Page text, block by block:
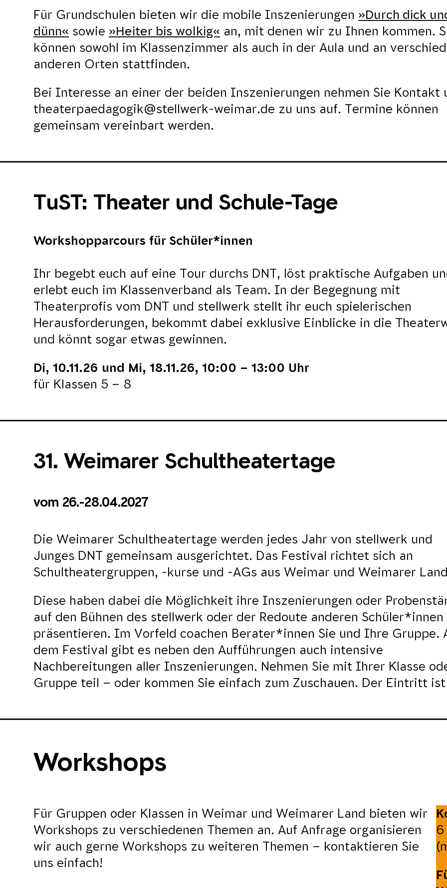
Für Grundschulen bieten wir die mobile Inszenierungen »Durch dick
dünn« sowie »Heiter bis wolkig« an, mit denen wir zu Ihnen kommen.
können sowohl im Klassenzimmer als auch in der Aula und an
anderen Orten stattfinden.
Bei Interesse an einer der beiden Inszenierungen nehmen Sie Kontakt
theaterpaedagogik@stellwerk-weimar.de zu uns auf. Termine können
gemeinsam vereinbart werden.
TuST: Theater und Schule-Tage
Workshopparcours für Schüler*innen
Ihr begebt euch auf eine Tour durchs DNT, löst praktische Aufgaben
erlebt euch im Klassenverband als Team. In der Begegnung mit
Theaterprofis vom DNT und stellwerk stellt ihr euch spielerischen
Herausforderungen, bekommt dabei exklusive Einblicke in die
und könnt sogar etwas gewinnen.
Di, 10.11.26 und Mi, 18.11.26, 10:00 – 13:00 Uhr
für Klassen 5 – 8
31. Weimarer Schultheatertage
vom 26.-28.04.2027
Die Weimarer Schultheatertage werden jedes Jahr von stellwerk und
Junges DNT gemeinsam ausgerichtet. Das Festival richtet sich an
Schultheatergruppen, -kurse und -AGs aus Weimar und Weimarer
Diese haben dabei die Möglichkeit ihre Inszenierungen oder
auf den Bühnen des stellwerk oder der Redoute anderen Schüler*innen
präsentieren. Im Vorfeld coachen Berater*innen Sie und Ihre Gruppe.
dem Festival gibt es neben den Aufführungen auch intensive
Nachbereitungen aller Inszenierungen. Nehmen Sie mit Ihrer Klasse
Gruppe teil – oder kommen Sie einfach zum Zuschauen. Der Eintritt
Workshops
Für Gruppen oder Klassen in Weimar und Weimarer Land bieten wir
Workshops zu verschiedenen Themen an. Auf Anfrage organisieren
wir auch gerne Workshops zu weiteren Themen – kontaktieren Sie
uns einfach!
6